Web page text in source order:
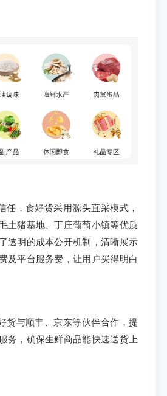
任，食好货采用源头直采模式，
土猪基地、丁庄葡萄小镇等优质
透明的成本公开机制，清晰展示
及平台服务费，让用户买得明白
货与顺丰、京东等伙伴合作，提
务，确保生鲜商品能快速送货上